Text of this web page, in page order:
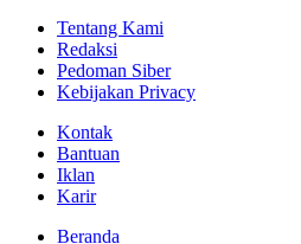
Tentang Kami
Redaksi
Pedoman Siber
Kebijakan Privacy
Kontak
Bantuan
Iklan
Karir
Beranda